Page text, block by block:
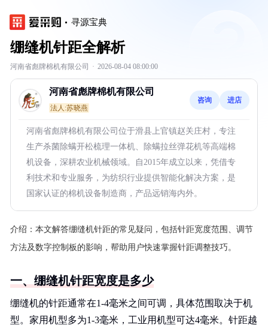
寻源宝典
绷缝机针距全解析
河南省彪牌棉机有限公司 · 2026-08-04 08:00:00
河南省彪牌棉机有限公司
法人:苏晓燕
咨询 进店
河南省彪牌棉机有限公司位于滑县上官镇赵关庄村，专注
生产杀菌除螨开松梳理一体机、除螨拉丝弹花机等高端棉
机设备，深耕农业机械领域。自2015年成立以来，凭借专
利技术和专业服务，为纺织行业提供智能化解决方案，是
国家认证的棉机设备制造商，产品远销海内外。
介绍： 本文解答绷缝机针距的常见疑问，包括针距宽度范围、调节
方法及数字控制板的影响，帮助用户快速掌握针距调整技巧。
一、绷缝机针距宽度是多少
绷缝机的针距通常在1-4毫米之间可调，具体范围取决于机
型。家用机型多为1-3毫米，工业用机型可达4毫米。针距越